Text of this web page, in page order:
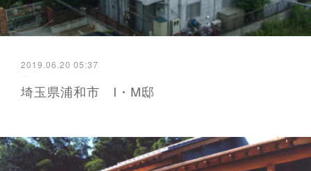
2019.06.20 05:37
埼玉県浦和市 I・M邸